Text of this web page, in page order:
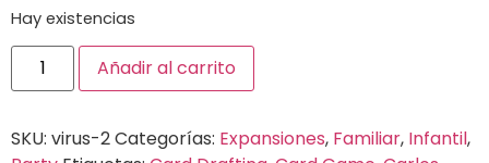
Hay existencias
Añadir al carrito
SKU: virus-2Categorías: Expansiones, Familiar, Infantil,